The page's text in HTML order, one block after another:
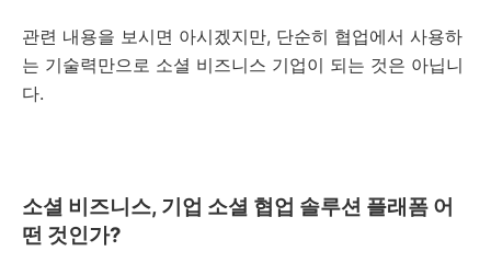
관련 내용을 보시면 아시겠지만, 단순히 협업에서 사용하
는 기술력만으로 소셜 비즈니스 기업이 되는 것은 아닙니
다.
소셜 비즈니스, 기업 소셜 협업 솔루션 플래폼 어
떤 것인가?